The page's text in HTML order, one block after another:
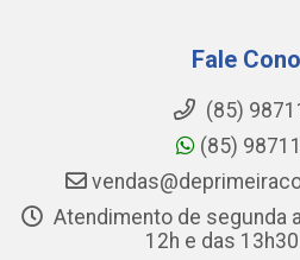
Fale
(85)
(85)
Atendimento de segunda
12h e das